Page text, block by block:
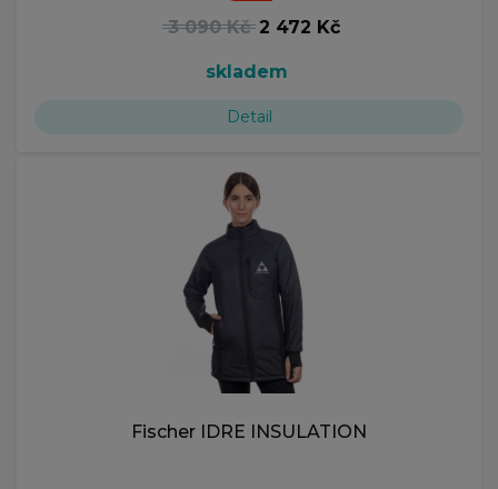
3 090 Kč 2 472 Kč
skladem
Detail
Fischer IDRE INSULATION